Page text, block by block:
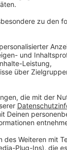
… WERBUNG
notaufnahme Ihr
in ihrem
Moderatorin
bekommen
gestoppt.
Gast in dieser Podcast-